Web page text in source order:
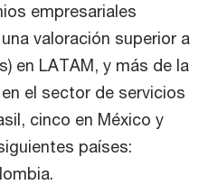
empresariales
valoración superior a
en LATAM, y más de la
el sector de servicios
cinco en México y
países: